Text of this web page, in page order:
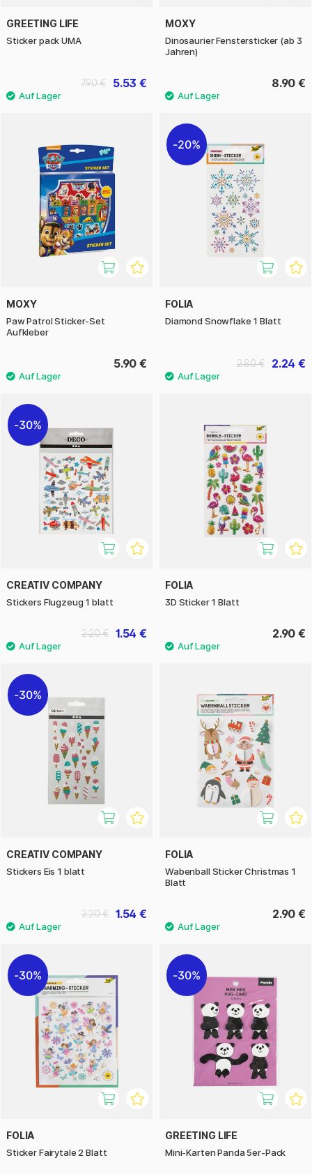
GREETING LIFE
Sticker pack UMA
5.53 €
7.90 €
MOXY
Dinosaurier Fenstersticker (ab 3
Jahren)
8.90 €
MOXY
Paw Patrol Sticker-Set
Aufkleber
5.90 €
20%
FOLIA
Diamond Snowflake 1 Blatt
2.24 €
2.80 €
30%
CREATIV COMPANY
Stickers Flugzeug 1 blatt
1.54 €
2.20 €
FOLIA
3D Sticker 1 Blatt
2.90 €
30%
CREATIV COMPANY
Stickers Eis 1 blatt
1.54 €
2.20 €
FOLIA
Wabenball Sticker Christmas 1
Blatt
2.90 €
30%
FOLIA
Sticker Fairytale 2 Blatt
30%
GREETING LIFE
Mini-Karten Panda 5er-Pack